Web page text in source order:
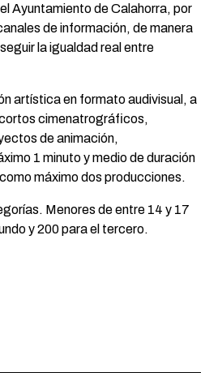
Ayuntamiento de Calahorra, por
de información, de manera
la igualdad real entre
artística en formato audivisual, a
cimenatrográficos,
de animación,
1 minuto y medio de duración
máximo dos producciones.
Menores de entre 14 y 17
y 200 para el tercero.